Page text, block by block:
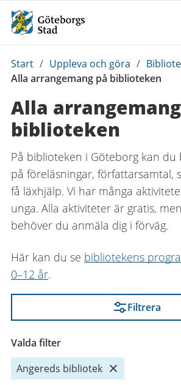
Du
är
Start / Uppleva och göra /
Alla arrangemang på biblioteken
Alla
biblioteken
På biblioteken i Göteborg kan du
på föreläsningar, författarsamtal,
få läxhjälp. Vi har många
unga. Alla aktiviteter är gratis,
behöver du anmäla dig i förväg.
Här kan du se bibliotekens
0–12 år.
Filtrera
Valda filter
Angereds bibliotek